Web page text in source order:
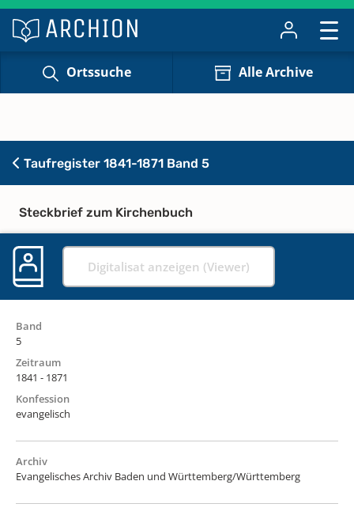
Ortssuche Alle Archive
Taufregister 1841-1871 Band 5
Steckbrief zum Kirchenbuch
Digitalisat anzeigen (Viewer)
Band
5
Zeitraum
1841 - 1871
Konfession
evangelisch
Archiv
Evangelisches Archiv Baden und Württemberg/Württemberg